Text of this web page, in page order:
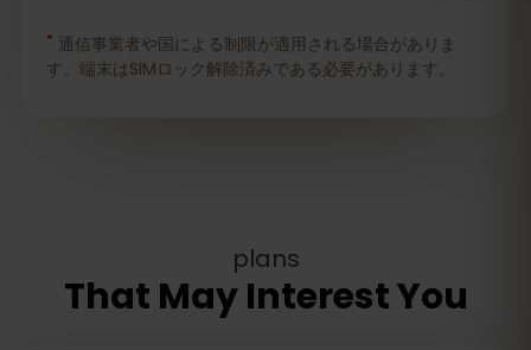
* 通信事業者や国による制限が適用される場合がありま
す。端末はSIMロック解除済みである必要があります。
plans
That May Interest You